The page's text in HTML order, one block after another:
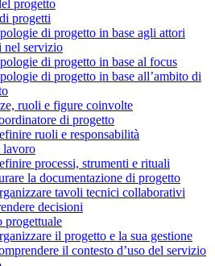
progetto
progetti
di progetto in base agli attori
nel servizio
di progetto in base al focus
di progetto in base all’ambito di
ruoli e figure coinvolte
di progetto
ruoli e responsabilità
lavoro
processi, strumenti e rituali
la documentazione di progetto
tavoli tecnici collaborativi
decisioni
progettuale
il progetto e la sua gestione
il contesto d’uso del servizio